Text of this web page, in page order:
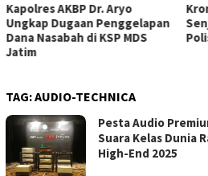
Kronologi Temuan 995
Senjata di Sekolah Jaksel,
Polisi Selidiki
TAG:AUDIO-TECHNICA
Pesta Audio
Suara Kelas Dunia
High-End 2025